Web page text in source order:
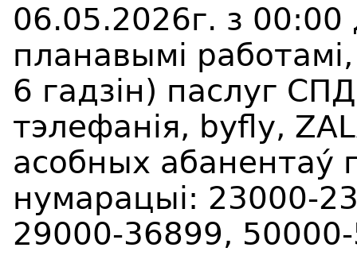
06.05.2026г. з 00:00
планавымi работамi
6 гадзiн) паслуг
тэлефанiя, byfly,
асобных абанентаý
нумарацыi: 23000-
29000-36899,